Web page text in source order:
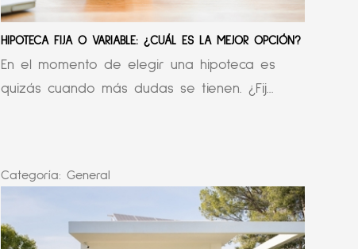
HIPOTECA FIJA O VARIABLE: ¿CUÁL ES LA MEJOR OPCIÓN?
En el momento de elegir una hipoteca es
quizás cuando más dudas se tienen. ¿Fij...
Categoría: General